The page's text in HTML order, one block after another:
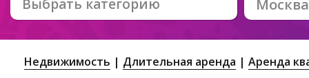
Выбрать категорию Москва
Недвижимость Длительная аренда Аренда